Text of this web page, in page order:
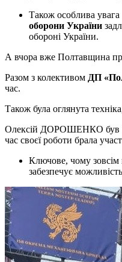
Також особлива
оборони України
обороні України.
А вчора вже Полтавщина
Разом з колективом ДП
час.
Також була оглянута
Олексій ДОРОШЕНКО був
час своєї роботи брала
Ключове, чому зовсім
забезпечує